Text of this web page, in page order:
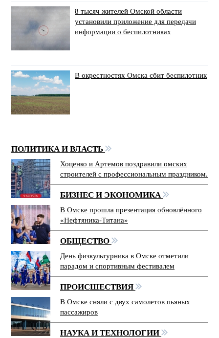
8 тысяч жителей Омской области
установили приложение для передачи
информации о беспилотниках
В окрестностях Омска сбит беспилотник
ПОЛИТИКА И ВЛАСТЬ
Хоценко и Артемов поздравили омских
строителей с профессиональным праздником.
БИЗНЕС И ЭКОНОМИКА
В Омске прошла презентация обновлённого
«Нефтяника-Титана»
ОБЩЕСТВО
День физкультурника в Омске отметили
парадом и спортивным фестивалем
ПРОИСШЕСТВИЯ
В Омске сняли с двух самолетов пьяных
пассажиров
НАУКА И ТЕХНОЛОГИИ